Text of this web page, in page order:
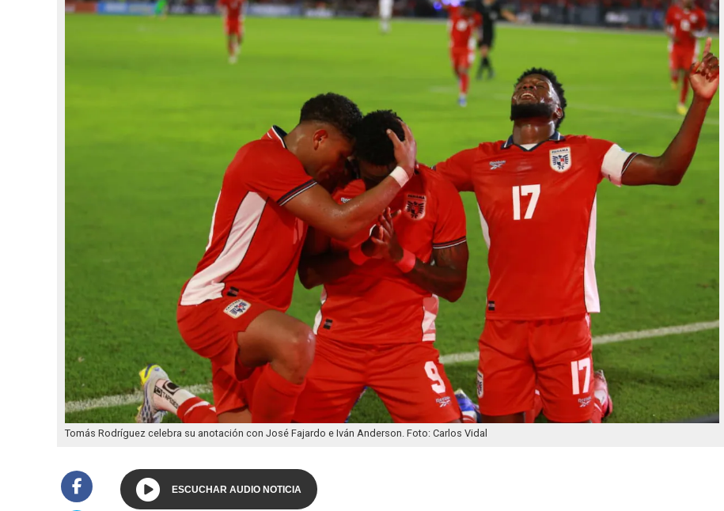
Tomás Rodríguez celebra su anotación con José Fajardo e Iván Anderson. Foto: Carlos Vidal
ESCUCHAR AUDIO NOTICIA